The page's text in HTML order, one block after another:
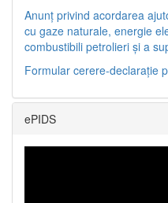
Anunț privind acordarea
cu gaze naturale, energie
combustibili petrolieri și a
Formular cerere-declarație
ePIDS